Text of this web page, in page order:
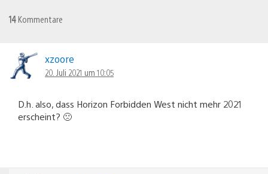
14 Kommentare
xzoore
20. Juli 2021 um 10:05
D.h. also, dass Horizon Forbidden West nicht mehr 2021
erscheint? 🙁